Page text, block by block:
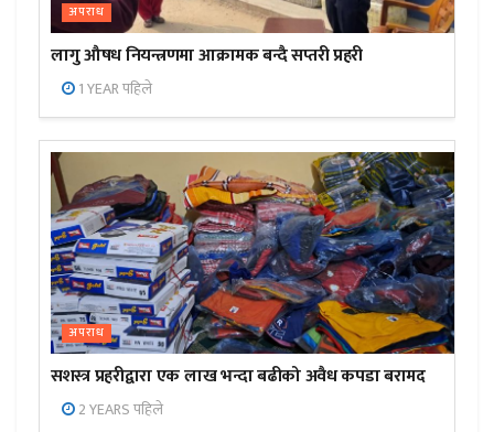
अपराध
लागु औषध नियन्त्रणमा आक्रामक बन्दै सप्तरी प्रहरी
1 YEAR पहिले
अपराध
सशस्त्र प्रहरीद्वारा एक लाख भन्दा बढीको अवैध कपडा बरामद
2 YEARS पहिले